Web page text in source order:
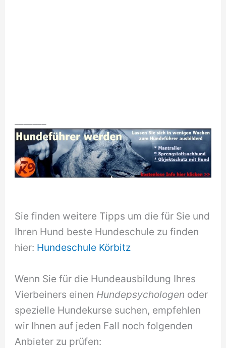
Sie finden weitere Tipps um die für Sie und
Ihren Hund beste Hundeschule zu finden
hier: Hundeschule Körbitz
Wenn Sie für die Hundeausbildung Ihres
Vierbeiners einen Hundepsychologen oder
spezielle Hundekurse suchen, empfehlen
wir Ihnen auf jeden Fall noch folgenden
Anbieter zu prüfen: